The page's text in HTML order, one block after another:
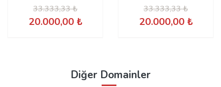
33.333,33 ₺
20.000,00 ₺
33.333,33 ₺
20.000,00 ₺
Diğer Domainler